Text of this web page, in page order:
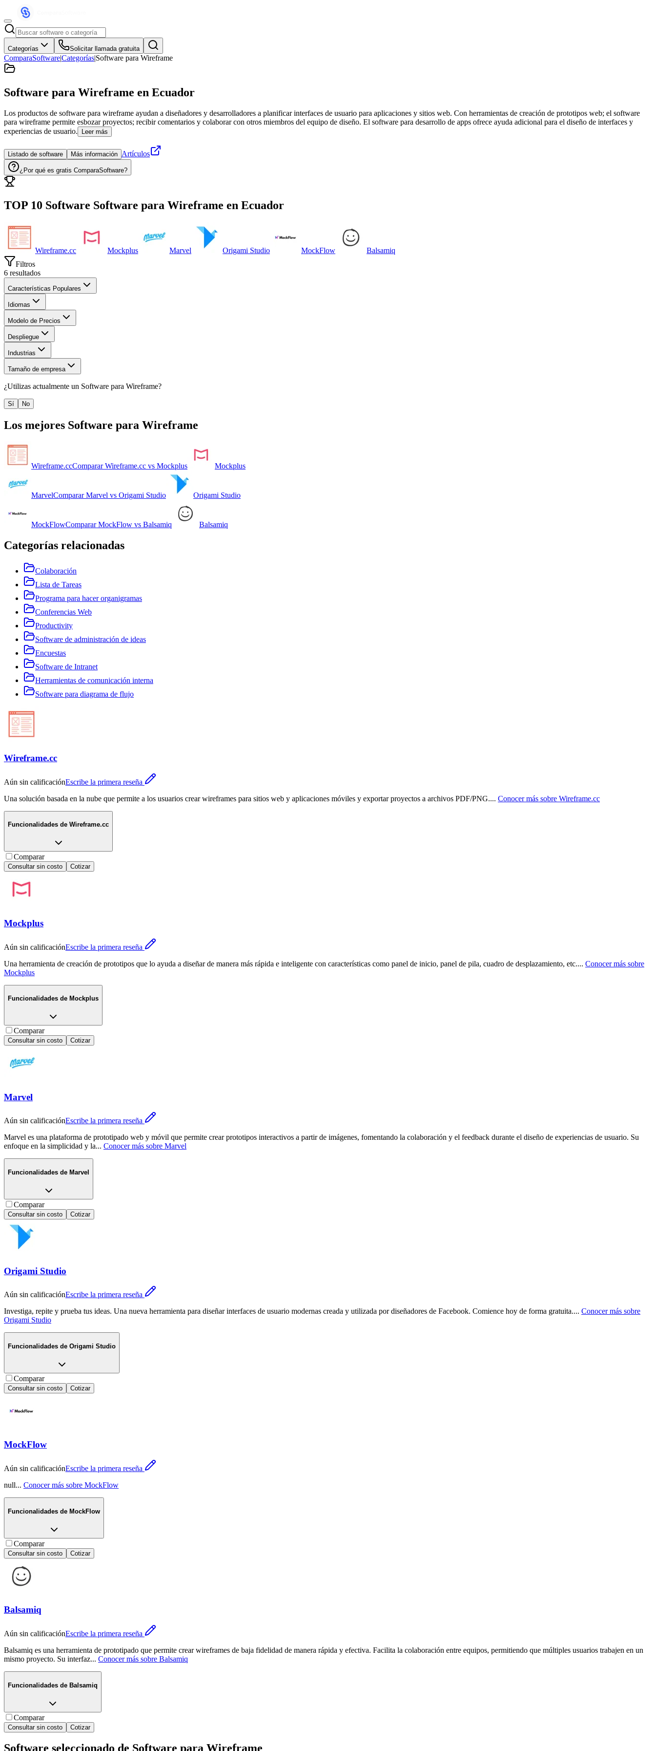
Categorías Solicitar llamada gratuita
ComparaSoftware|Categorías|Software para Wireframe
Software para Wireframe en Ecuador
Los productos de software para wireframe ayudan a diseñadores y desarrolladores a planificar interfaces de usuario para aplicaciones y sitios web. Con herramientas de creación de prototipos web; el software
para wireframe permite esbozar proyectos; recibir comentarios y colaborar con otros miembros del equipo de diseño. El software para desarrollo de apps ofrece ayuda adicional para el diseño de interfaces y
experiencias de usuario.
Leer más
Listado de software Más información Artículos
¿Por qué es gratis ComparaSoftware?
TOP 10 Software Software para Wireframe en Ecuador
Wireframe.cc Mockplus Marvel Origami Studio MockFlow
Balsamiq
Filtros
6 resultados
Características Populares
Idiomas
Modelo de Precios
Despliegue
Industrias
Tamaño de empresa
¿Utilizas actualmente un Software para Wireframe?
Sí No
Los mejores Software para Wireframe
Wireframe.ccComparar Wireframe.cc vs Mockplus Mockplus
MarvelComparar Marvel vs Origami Studio Origami Studio
MockFlowComparar MockFlow vs Balsamiq Balsamiq
Categorías relacionadas
Colaboración
Lista de Tareas
Programa para hacer organigramas
Conferencias Web
Productivity
Software de administración de ideas
Encuestas
Software de Intranet
Herramientas de comunicación interna
Software para diagrama de flujo
Wireframe.cc
Aún sin calificaciónEscribe la primera reseña
Una solución basada en la nube que permite a los usuarios crear wireframes para sitios web y aplicaciones móviles y exportar proyectos a archivos PDF/PNG.... Conocer más sobre Wireframe.cc
Funcionalidades de Wireframe.cc
Comparar
Consultar sin costo Cotizar
Mockplus
Aún sin calificaciónEscribe la primera reseña
Una herramienta de creación de prototipos que lo ayuda a diseñar de manera más rápida e inteligente con características como panel de inicio, panel de pila, cuadro de desplazamiento, etc.... Conocer más sobre
Mockplus
Funcionalidades de Mockplus
Comparar
Consultar sin costo Cotizar
Marvel
Aún sin calificaciónEscribe la primera reseña
Marvel es una plataforma de prototipado web y móvil que permite crear prototipos interactivos a partir de imágenes, fomentando la colaboración y el feedback durante el diseño de experiencias de usuario. Su
enfoque en la simplicidad y la... Conocer más sobre Marvel
Funcionalidades de Marvel
Comparar
Consultar sin costo Cotizar
Origami Studio
Aún sin calificaciónEscribe la primera reseña
Investiga, repite y prueba tus ideas. Una nueva herramienta para diseñar interfaces de usuario modernas creada y utilizada por diseñadores de Facebook. Comience hoy de forma gratuita.... Conocer más sobre
Origami Studio
Funcionalidades de Origami Studio
Comparar
Consultar sin costo Cotizar
MockFlow
Aún sin calificaciónEscribe la primera reseña
null... Conocer más sobre MockFlow
Funcionalidades de MockFlow
Comparar
Consultar sin costo Cotizar
Balsamiq
Aún sin calificaciónEscribe la primera reseña
Balsamiq es una herramienta de prototipado que permite crear wireframes de baja fidelidad de manera rápida y efectiva. Facilita la colaboración entre equipos, permitiendo que múltiples usuarios trabajen en un
mismo proyecto. Su interfaz... Conocer más sobre Balsamiq
Funcionalidades de Balsamiq
Comparar
Consultar sin costo Cotizar
Software seleccionado de Software para Wireframe